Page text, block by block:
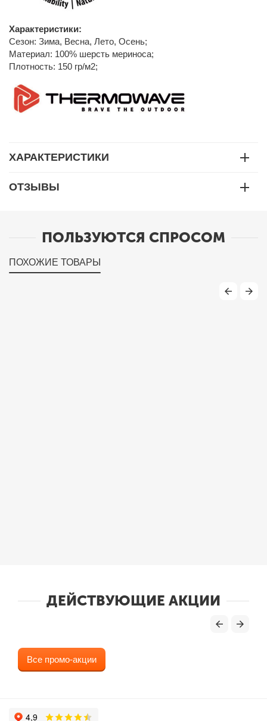
Характеристики:
Сезон: Зима, Весна, Лето, Осень;
Материал: 100% шерсть мериноса;
Плотность: 150 гр/м2;
ХАРАКТЕРИСТИКИ
ОТЗЫВЫ
ПОЛЬЗУЮТСЯ СПРОСОМ
ПОХОЖИЕ ТОВАРЫ
ДЕЙСТВУЮЩИЕ АКЦИИ
Все промо-акции